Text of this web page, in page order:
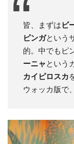
皆、まずはビ
ピンガという
的。中でもピ
ーニャ という
カイピロスカ
ウォッカ版で